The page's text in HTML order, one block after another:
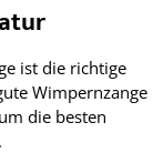
ist die richtige
Wimpernzange
die besten